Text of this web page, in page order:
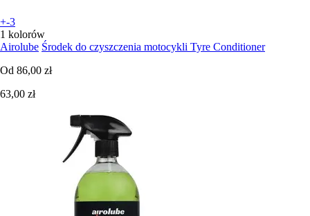
+-3
1 kolorów
Airolube Środek do czyszczenia motocykli Tyre Conditioner
Od 86,00 zł
63,00 zł